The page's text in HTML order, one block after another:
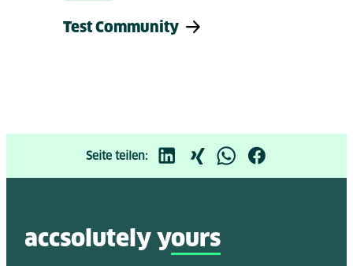
Test Community
Seite teilen:
accsolutely yours